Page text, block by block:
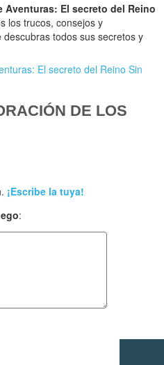
Aventuras: El secreto del Reino
los trucos, consejos y
todos sus secretos y
El secreto del Reino Sin
DE LOS
¡Escribe la tuya!
: